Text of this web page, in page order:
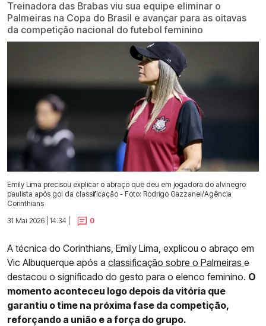
Treinadora das Brabas viu sua equipe eliminar o
Palmeiras na Copa do Brasil e avançar para as oitavas
da competição nacional do futebol feminino
Emily Lima precisou explicar o abraço que deu em jogadora do alvinegro
paulista após gol da classificação - Foto: Rodrigo Gazzanel/Agência
Corinthians
31 Mai 2026 | 14:34 |
0
A técnica do Corinthians, Emily Lima, explicou o abraço em
Vic Albuquerque após a classificação sobre o Palmeiras e
destacou o significado do gesto para o elenco feminino. O
momento aconteceu logo depois da vitória que
garantiu o time na próxima fase da competição,
reforçando a união e a força do grupo.